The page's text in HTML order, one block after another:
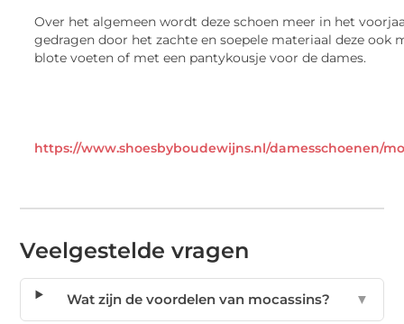
Over het algemeen wordt deze schoen meer in het
gedragen door het zachte en soepele materiaal deze ook
blote voeten of met een pantykousje voor de dames.
https://www.shoesbyboudewijns.nl/damesschoenen/
Veelgestelde vragen
Wat zijn de voordelen van mocassins? ▼